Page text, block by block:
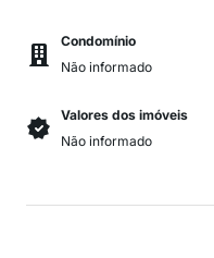
Condomínio
Não informado
Valores dos imóveis
Não informado